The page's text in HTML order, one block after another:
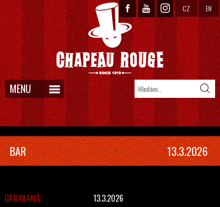
CZ EN
MENU
BAR 13.3.2026
DATUM AKCE:
13.3.2026